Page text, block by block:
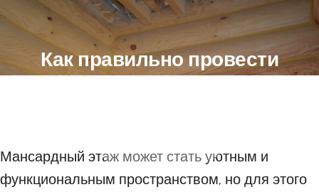
Как правильно провести
электропроводку на
Мансардный этаж может стать уютным и
функциональным пространством, но для этого